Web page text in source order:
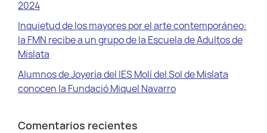
2024
Inquietud de los mayores por el arte contemporáneo:
la FMN recibe a un grupo de la Escuela de Adultos de
Mislata
Alumnos de Joyería del IES Molí del Sol de Mislata
conocen la Fundació Miquel Navarro
Comentarios recientes